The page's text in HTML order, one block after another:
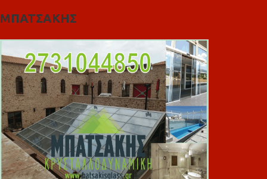
ΜΠΑΤΣΑΚΗΣ